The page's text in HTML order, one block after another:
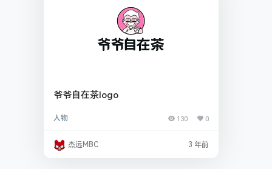
爷爷自在茶logo
人物 130 0
杰远MBC 3 年前